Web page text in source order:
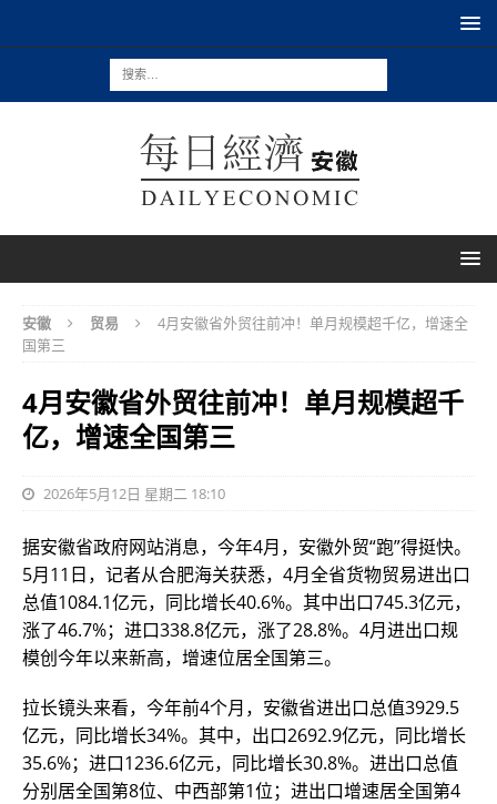
安徽 贸易
4月安徽省外贸往前冲！单月规模超千亿，增速全
国第三
4月安徽省外贸往前冲！单月规模超千
亿，增速全国第三
2026年5月12日 星期二 18:10
据安徽省政府网站消息，今年4月，安徽外贸“跑”得挺快。
5月11日，记者从合肥海关获悉，4月全省货物贸易进出口
总值1084.1亿元，同比增长40.6%。其中出口745.3亿元，
涨了46.7%；进口338.8亿元，涨了28.8%。4月进出口规
模创今年以来新高，增速位居全国第三。
拉长镜头来看，今年前4个月，安徽省进出口总值3929.5
亿元，同比增长34%。其中，出口2692.9亿元，同比增长
35.6%；进口1236.6亿元，同比增长30.8%。进出口总值
分别居全国第8位、中西部第1位；进出口增速居全国第4